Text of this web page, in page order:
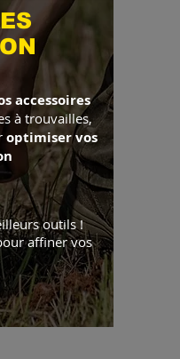
accessoires
à trouvailles,
optimiser vos
outils !
affiner vos